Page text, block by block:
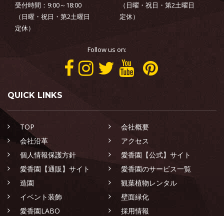
受付時間：9:00～18:00
（日曜・祝日・第2土曜日
定休）
（日曜・祝日・第2土曜日
定休）
Follow us on:
QUICK LINKS
TOP
会社概要
会社沿革
アクセス
個人情報保護方針
愛香園【公式】サイト
愛香園【通販】サイト
愛香園のサービス一覧
造園
観葉植物レンタル
イベント装飾
壁面緑化
愛香園LABO
採用情報